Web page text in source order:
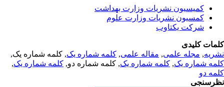
کمیسیون نشریات وزارت بهداشت
کمسیون نشریات وزارت علوم
شرکت یکتاوب
کلیدی
,مجله علمی, مقاله علمی, کلمه شماره یک, کلمه شماره یک,
شماره یک,کلمه شماره یک, کلمه شماره دو,کلمه شماره یک,
دو